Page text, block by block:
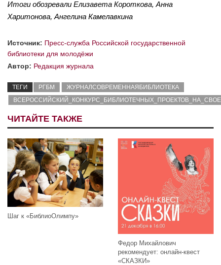
Итоги обозревали Елизавета Короткова, Анна
Харитонова, Ангелина Камелавкина
Источник: Пресс-служба Российской государственной
библиотеки для молодёжи
Автор: Редакция журнала
ТЕГИ РГБМ
ЖУРНАЛСОВРЕМЕННАЯБИБЛИОТЕКА
ЧИТАЙТЕ ТАКЖЕ
Шаг к «БиблиоОлимпу»
Федор Михайлович
рекомендует: онлайн-квест
«СКАЗКИ»